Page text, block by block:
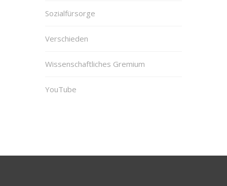
Sozialfürsorge
Verschieden
Wissenschaftliches Gremium
YouTube